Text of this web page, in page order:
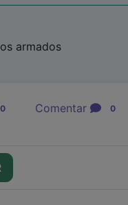
armados
0 Comentar 0